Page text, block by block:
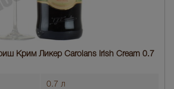
Крим Ликер Carolans Irish Cream 0.7
0.7 л